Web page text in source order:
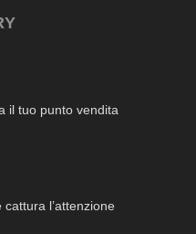
il tuo punto vendita
l’attenzione